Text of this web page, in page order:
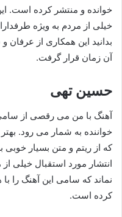
خوانده و منتشر کرده است.
خیلی از مردم به ویژه
بدانید این همکاری از
آن زمان قرار گرفت.
حسین تهی
آهنگ با من می‌ رقصی از
خواننده به شمار می‌ رود.
که از ریتم و متن بسیار
انتشار مورد استقبال خیلی
نماند که سامی این آهنگ را
کرده است.